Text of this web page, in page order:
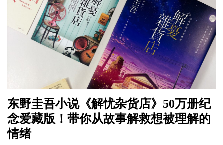
东野圭吾小说《解忧杂货店》50万册纪
念爱藏版！带你从故事解救想被理解的
情绪